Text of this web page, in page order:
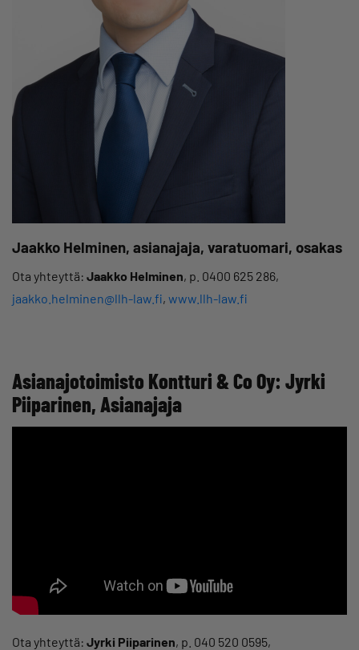
Jaakko Helminen, asianajaja, varatuomari, osakas
Ota yhteyttä: Jaakko Helminen, p. 0400 625 286,
jaakko.helminen@llh-law.fi, www.llh-law.fi
Asianajotoimisto Kontturi & Co Oy: Jyrki
Piiparinen, Asianajaja
Ota yhteyttä: Jyrki Piiparinen, p. 040 520 0595,